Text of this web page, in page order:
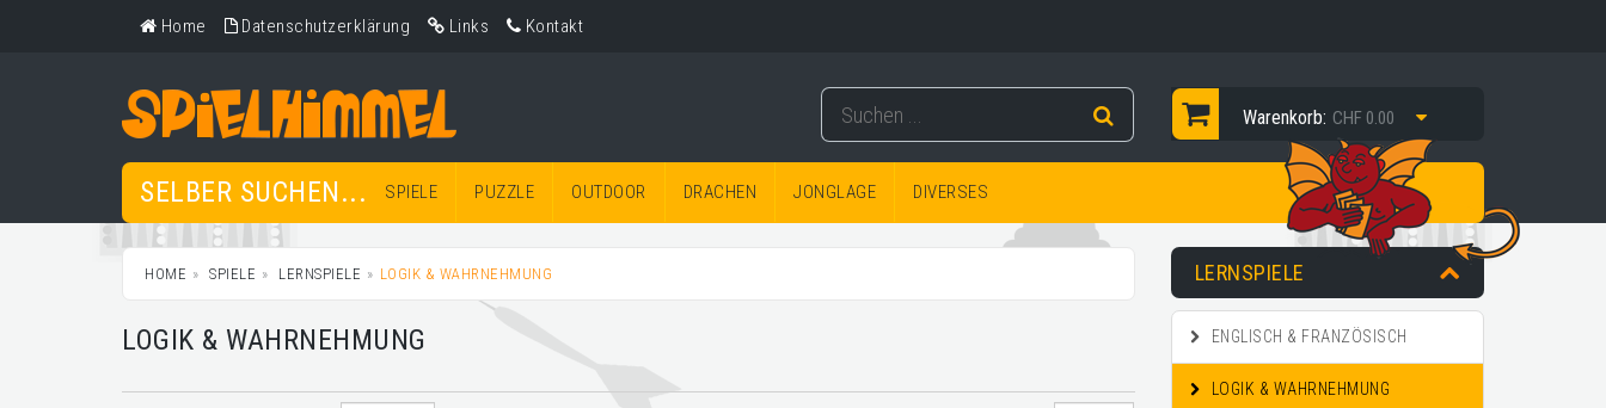
Home Datenschutzerklärung Links Kontakt
Warenkorb: CHF 0.00
SELBER SUCHEN... SPIELE PUZZLE OUTDOOR DRACHEN JONGLAGE DIVERSES
HOME SPIELE LERNSPIELE LOGIK & WAHRNEHMUNG
LOGIK & WAHRNEHMUNG
LERNSPIELE
ENGLISCH & FRANZÖSISCH
LOGIK & WAHRNEHMUNG